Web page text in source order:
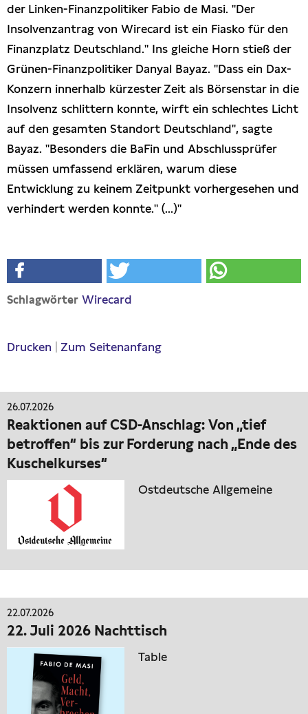
der Linken-Finanzpolitiker Fabio de Masi. "Der
Insolvenzantrag von Wirecard ist ein Fiasko für den
Finanzplatz Deutschland." Ins gleiche Horn stieß der
Grünen-Finanzpolitiker Danyal Bayaz. "Dass ein Dax-
Konzern innerhalb kürzester Zeit als Börsenstar in die
Insolvenz schlittern konnte, wirft ein schlechtes Licht
auf den gesamten Standort Deutschland", sagte
Bayaz. "Besonders die BaFin und Abschlussprüfer
müssen umfassend erklären, warum diese
Entwicklung zu keinem Zeitpunkt vorhergesehen und
verhindert werden konnte." (...)"
Schlagwörter Wirecard
Drucken Zum Seitenanfang
26.07.2026
Reaktionen auf CSD-Anschlag: Von „tief
betroffen“ bis zur Forderung nach „Ende des
Kuschelkurses“
Ostdeutsche Allgemeine
22.07.2026
22. Juli 2026 Nachttisch
Table